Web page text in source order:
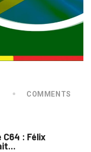
COMMENTS
: Félix